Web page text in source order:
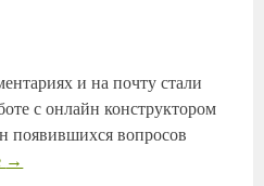
и на почту стали
с онлайн конструктором
появившихся вопросов
→